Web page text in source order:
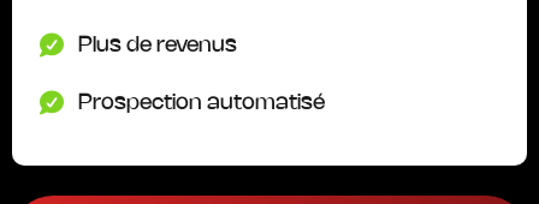
Plus de revenus
Prospection automatisé